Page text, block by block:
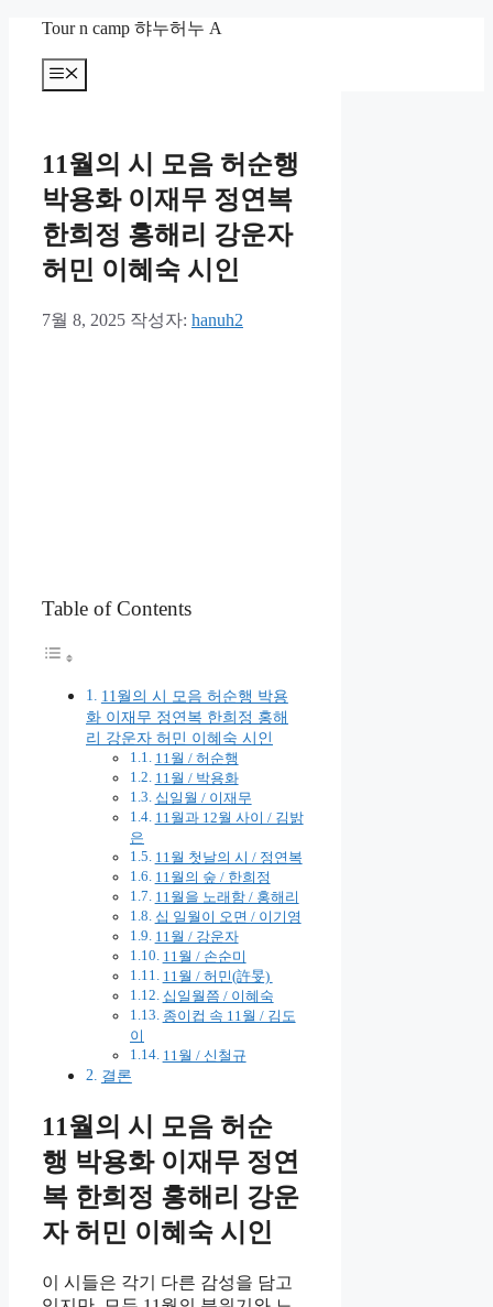
Tour n camp 햐누허누 A
메
뉴
11월의 시 모음 허순행
박용화 이재무 정연복
한희정 홍해리 강운자
허민 이혜숙 시인
7월 8, 2025 작성자: hanuh2
Table of Contents
11월의 시 모음 허순행 박용
화 이재무 정연복 한희정 홍해
리 강운자 허민 이혜숙 시인
11월 / 허순행
11월 / 박용화
십일월 / 이재무
11월과 12월 사이 / 김밝
은
11월 첫날의 시 / 정연복
11월의 숲 / 한희정
11월을 노래함 / 홍해리
십 일월이 오면 / 이기영
11월 / 강운자​
11월 / 손순미​
11월 / 허민(許旻) ​
십일월쯤 / 이혜숙
종이컵 속 11월 / 김도
이​
11월 / 신철규
결론
11월의 시 모음 허순
행 박용화 이재무 정연
복 한희정 홍해리 강운
자 허민 이혜숙 시인
이 시들은 각기 다른 감성을 담고